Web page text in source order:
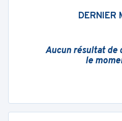
DERNIER
Aucun résultat de
le